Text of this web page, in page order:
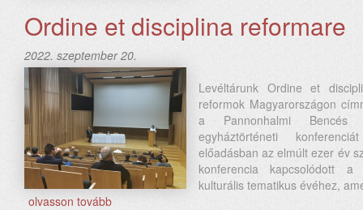
Ordine et disciplina reformare
2022. szeptember 20.
Levéltárunk Ordine et
reformok Magyarországon
a Pannonhalmi Bencés
egyháztörténeti
előadásban az elmúlt ezer év
konferencia kapcsolódott
kulturális tematikus évéhez,
olvasson tovább